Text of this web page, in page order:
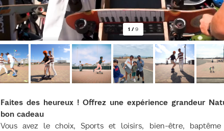
1 / 9
Faites des heureux ! Offrez une expérience grandeur
bon cadeau
Vous avez le choix, Sports et loisirs, bien-être,